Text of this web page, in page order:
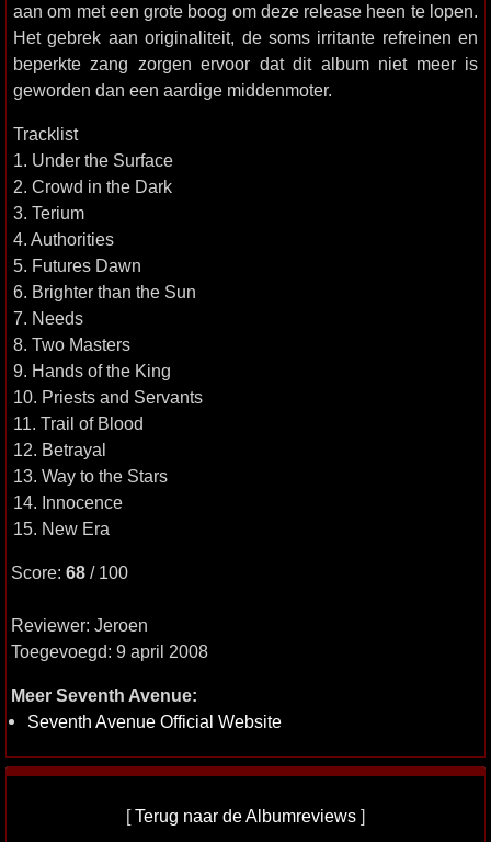
aan om met een grote boog om deze release heen te lopen.
Het gebrek aan originaliteit, de soms irritante refreinen en
beperkte zang zorgen ervoor dat dit album niet meer is
geworden dan een aardige middenmoter.
Tracklist
1. Under the Surface
2. Crowd in the Dark
3. Terium
4. Authorities
5. Futures Dawn
6. Brighter than the Sun
7. Needs
8. Two Masters
9. Hands of the King
10. Priests and Servants
11. Trail of Blood
12. Betrayal
13. Way to the Stars
14. Innocence
15. New Era
Score: 68 / 100
Reviewer: Jeroen
Toegevoegd: 9 april 2008
Meer Seventh Avenue:
Seventh Avenue Official Website
[Terug naar de Albumreviews ]